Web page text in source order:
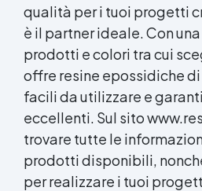
qualità per i tuoi progetti
è il partner ideale. Con
prodotti e colori tra cui
offre resine epossidiche
facili da utilizzare e
eccellenti. Sul sito
trovare tutte le
prodotti disponibili,
per realizzare i tuoi